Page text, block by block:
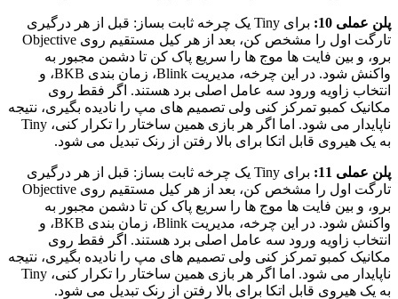
پلن عملی 10:
برای Tiny یک چرخه ثابت بساز: قبل از هر درگیری
تارگت اول را مشخص کن، بعد از هر کیل مستقیم روی Objective
برو، و بین فایت ها موج ها را سریع پاک کن تا دشمن مجبور به
واکنش شود. در این چرخه، مدیریت Blink، زمان بندی BKB، و
انتخاب زاویه ورود سه عامل اصلی برد هستند. اگر فقط روی
مکانیک کمبو تمرکز کنی ولی تصمیم های مپ را نادیده بگیری، نتیجه
ناپایدار می شود. اما اگر هر بازی همین ساختار را تکرار کنی، Tiny
به یک هیروی قابل اتکا برای بالا رفتن از رنک تبدیل می شود.
پلن عملی 11:
برای Tiny یک چرخه ثابت بساز: قبل از هر درگیری
تارگت اول را مشخص کن، بعد از هر کیل مستقیم روی Objective
برو، و بین فایت ها موج ها را سریع پاک کن تا دشمن مجبور به
واکنش شود. در این چرخه، مدیریت Blink، زمان بندی BKB، و
انتخاب زاویه ورود سه عامل اصلی برد هستند. اگر فقط روی
مکانیک کمبو تمرکز کنی ولی تصمیم های مپ را نادیده بگیری، نتیجه
ناپایدار می شود. اما اگر هر بازی همین ساختار را تکرار کنی، Tiny
به یک هیروی قابل اتکا برای بالا رفتن از رنک تبدیل می شود.